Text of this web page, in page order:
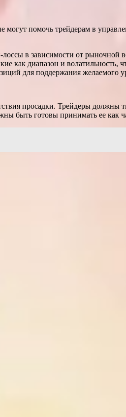
помочь трейдерам в
в зависимости от рыночной
диапазон и волатильность,
для поддержания желаемого
просадки. Трейдеры должны
быть готовы принимать ее как